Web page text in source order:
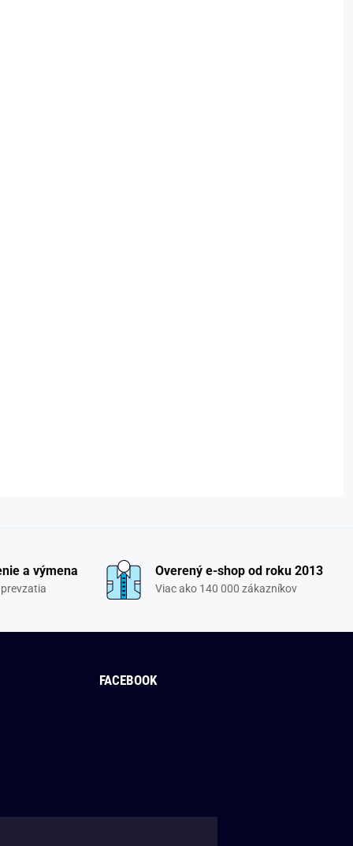
a výmena Overený e-shop od roku 2013
Viac ako 140 000 zákazníkov
FACEBOOK